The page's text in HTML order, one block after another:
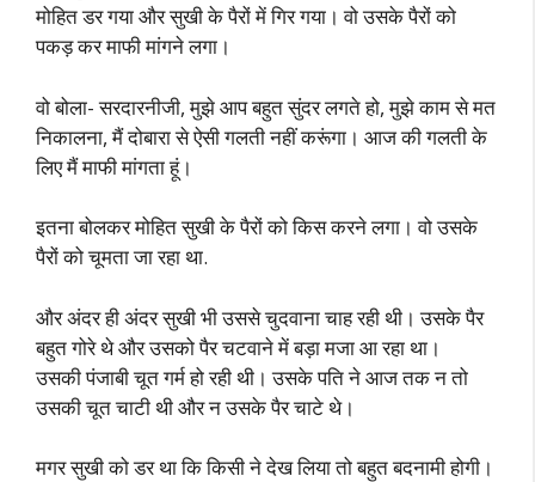
मोहित डर गया और सुखी के पैरों में गिर गया। वो उसके पैरों को
पकड़ कर माफी मांगने लगा।
वो बोला- सरदारनीजी, मुझे आप बहुत सुंदर लगते हो, मुझे काम से मत
निकालना, मैं दोबारा से ऐसी गलती नहीं करूंगा। आज की गलती के
लिए मैं माफी मांगता हूं।
इतना बोलकर मोहित सुखी के पैरों को किस करने लगा। वो उसके
पैरों को चूमता जा रहा था.
और अंदर ही अंदर सुखी भी उससे चुदवाना चाह रही थी। उसके पैर
बहुत गोरे थे और उसको पैर चटवाने में बड़ा मजा आ रहा था।
उसकी पंजाबी चूत गर्म हो रही थी। उसके पति ने आज तक न तो
उसकी चूत चाटी थी और न उसके पैर चाटे थे।
मगर सुखी को डर था कि किसी ने देख लिया तो बहुत बदनामी होगी।